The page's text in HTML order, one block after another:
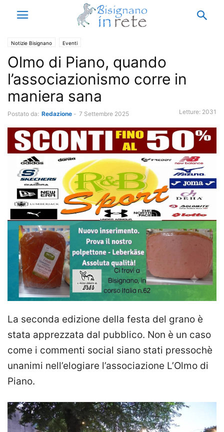
Notizie Bisignano Eventi
Olmo di Piano, quando
l’associazionismo corre in
maniera sana
Postato da: Redazione - 7 Settembre 2025 Letture: 2031
La seconda edizione della festa del grano è
stata apprezzata dal pubblico. Non è un caso
come i commenti social siano stati pressochè
unanimi nell’elogiare l’associazione L’Olmo di
Piano.